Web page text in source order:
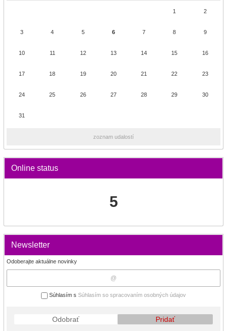
1 2
3 4 5 6 7 8 9
10 11 12 13 14 15 16
17 18 19 20 21 22 23
24 25 26 27 28 29 30
31
zoznam udalostí
Online status
5
Newsletter
Odoberajte aktuálne novinky
Súhlasím s Súhlasím so spracovaním osobných údajov
Odobrať Pridať